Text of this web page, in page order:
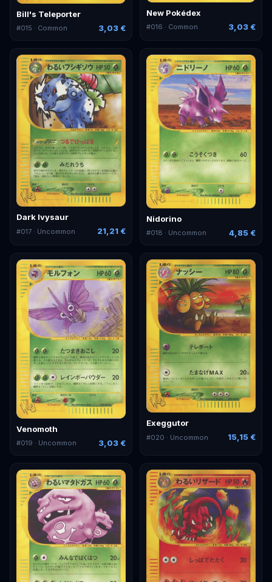
Bill's Teleporter
#015 · Common 3,03 €
New Pokédex
#016 · Common 3,03 €
Dark Ivysaur
#017 · Uncommon 21,21 €
Nidorino
#018 · Uncommon 4,85 €
Venomoth
#019 · Uncommon 3,03 €
Exeggutor
#020 · Uncommon 15,15 €